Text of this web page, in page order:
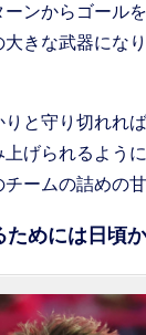
ンからゴール
きな武器にな
と守り切れれ
上げられるよう
ームの詰めの甘
るためには日頃